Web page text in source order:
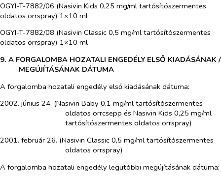
OGYI-T-7882/06 (Nasivin Kids 0,25 mg/ml tartósítószermentes
oldatos orrspray) 1×10 ml
OGYI-T-7882/08 (Nasivin Classic 0,5 mg/ml tartósítószermentes
oldatos orrspray) 1×10 ml
9. A FORGALOMBA HOZATALI ENGEDÉLY ELSŐ KIADÁSÁNAK /
MEGÚJÍTÁSÁNAK DÁTUMA
A forgalomba hozatali engedély első kiadásának dátuma:
2002. június 24. (Nasivin Baby 0,1 mg/ml tartósítószermentes
oldatos orrcsepp és Nasivin Kids 0,25 mg/ml
tartósítószermentes oldatos orrspray)
2001. február 26. (Nasivin Classic 0,5 mg/ml tartósítószermentes
oldatos orrspray)
A forgalomba hozatali engedély legutóbbi megújításának dátuma: